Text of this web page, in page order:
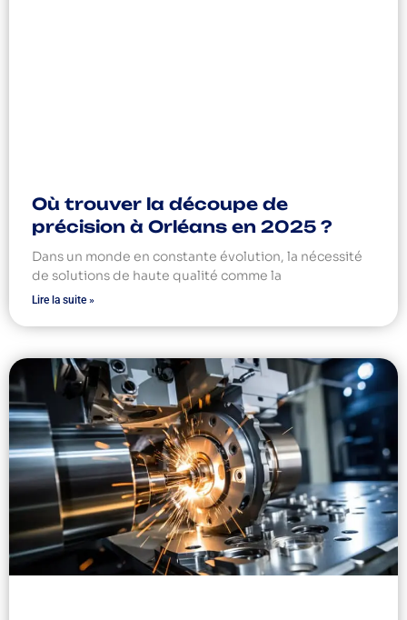
Où trouver la découpe de
précision à Orléans en 2025 ?
Dans un monde en constante évolution, la nécessité
de solutions de haute qualité comme la
Lire la suite »